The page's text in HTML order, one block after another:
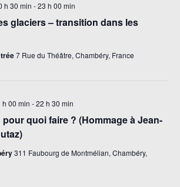
glaciers – transition dans les
h 30 min -23 h 00 min
7 Rue du Théâtre, Chambéry, France
pour quoi faire ? (Hommage à Jean-
h 00 min -22 h 30 min
311 Faubourg de Montmélian, Chambéry,